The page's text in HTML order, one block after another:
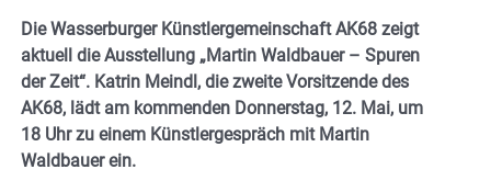
Die Wasserburger Künstlergemeinschaft AK68 zeigt
aktuell die Ausstellung „Martin Waldbauer – Spuren
der Zeit“. Katrin Meindl, die zweite Vorsitzende des
AK68, lädt am kommenden Donnerstag, 12. Mai, um
18 Uhr zu einem Künstlergespräch mit Martin
Waldbauer ein.